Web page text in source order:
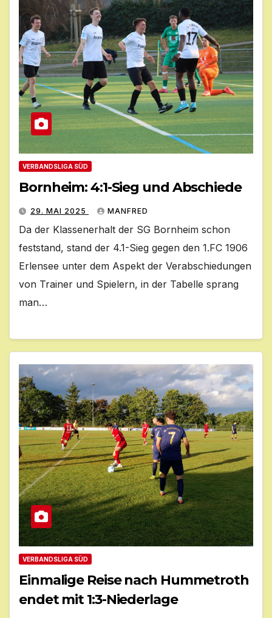
VERBANDSLIGA SÜD
Bornheim: 4:1-Sieg und Abschiede
29. MAI 2025 MANFRED
Da der Klassenerhalt der SG Bornheim schon
feststand, stand der 4.1-Sieg gegen den 1.FC 1906
Erlensee unter dem Aspekt der Verabschiedungen
von Trainer und Spielern, in der Tabelle sprang
man…
VERBANDSLIGA SÜD
Einmalige Reise nach Hummetroth
endet mit 1:3-Niederlage